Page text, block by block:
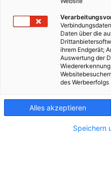
Daten über die
ihrem Endgerät;
Auswertung der
des Werbeerfolgs
Alles akzeptieren
Speichern